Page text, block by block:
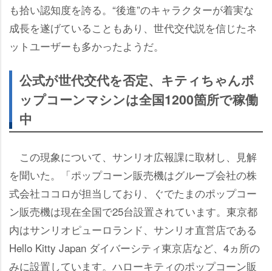
も拾い認知度を誇る。“後進”のキャラクターが着実な
成長を遂げていることもあり、世代交代説を信じたネ
ットユーザーも多かったようだ。
公式が世代交代を否定、キティちゃんポ
ップコーンマシンは全国1200箇所で稼働
中
この現象について、サンリオ広報課に取材し、見解
を聞いた。「ポップコーン販売機はグループ会社の株
式会社ココロが担当しており、ぐでたまのポップコー
ン販売機は現在全国で25台設置されています。東京都
内はサンリオピューロランド、サンリオ直営店である
Hello Kitty Japan ダイバーシティ東京店など、4ヵ所の
みに設置しています。ハローキティのポップコーン販